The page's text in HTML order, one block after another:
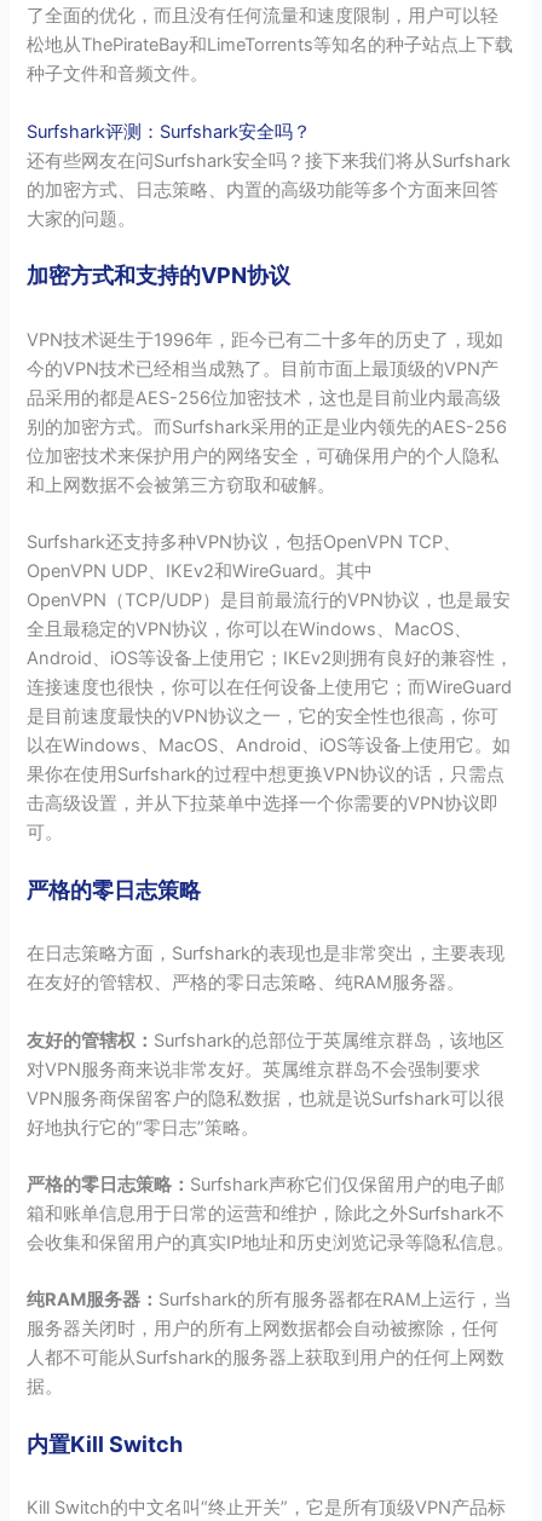
了全面的优化，而且没有任何流量和速度限制，用户可以轻
松地从ThePirateBay和LimeTorrents等知名的种子站点上下载
种子文件和音频文件。
Surfshark评测：Surfshark安全吗？
还有些网友在问Surfshark安全吗？接下来我们将从Surfshark
的加密方式、日志策略、内置的高级功能等多个方面来回答
大家的问题。
加密方式和支持的VPN协议
VPN技术诞生于1996年，距今已有二十多年的历史了，现如
今的VPN技术已经相当成熟了。目前市面上最顶级的VPN产
品采用的都是AES-256位加密技术，这也是目前业内最高级
别的加密方式。而Surfshark采用的正是业内领先的AES-256
位加密技术来保护用户的网络安全，可确保用户的个人隐私
和上网数据不会被第三方窃取和破解。
Surfshark还支持多种VPN协议，包括OpenVPN TCP、
OpenVPN UDP、IKEv2和WireGuard。其中
OpenVPN（TCP/UDP）是目前最流行的VPN协议，也是最安
全且最稳定的VPN协议，你可以在Windows、MacOS、
Android、iOS等设备上使用它；IKEv2则拥有良好的兼容性，
连接速度也很快，你可以在任何设备上使用它；而WireGuard
是目前速度最快的VPN协议之一，它的安全性也很高，你可
以在Windows、MacOS、Android、iOS等设备上使用它。如
果你在使用Surfshark的过程中想更换VPN协议的话，只需点
击高级设置，并从下拉菜单中选择一个你需要的VPN协议即
可。
严格的零日志策略
在日志策略方面，Surfshark的表现也是非常突出，主要表现
在友好的管辖权、严格的零日志策略、纯RAM服务器。
友好的管辖权： Surfshark的总部位于英属维京群岛，该地区
对VPN服务商来说非常友好。英属维京群岛不会强制要求
VPN服务商保留客户的隐私数据，也就是说Surfshark可以很
好地执行它的“零日志”策略。
严格的零日志策略： Surfshark声称它们仅保留用户的电子邮
箱和账单信息用于日常的运营和维护，除此之外Surfshark不
会收集和保留用户的真实IP地址和历史浏览记录等隐私信息。
纯RAM服务器： Surfshark的所有服务器都在RAM上运行，当
服务器关闭时，用户的所有上网数据都会自动被擦除，任何
人都不可能从Surfshark的服务器上获取到用户的任何上网数
据。
内置Kill Switch
Kill Switch的中文名叫“终止开关”，它是所有顶级VPN产品标